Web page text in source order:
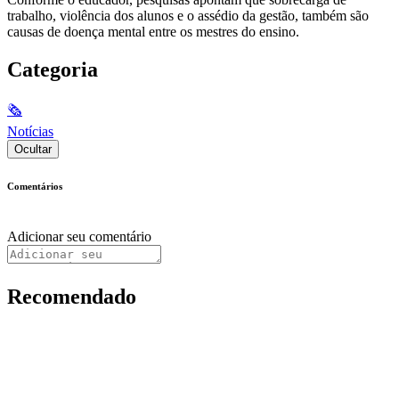
trabalho, violência dos alunos e o assédio da gestão, também são
causas de doença mental entre os mestres do ensino.
Categoria
🗞
Notícias
Ocultar
Comentários
Adicionar seu comentário
Recomendado